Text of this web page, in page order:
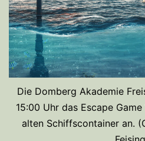
Die Domberg Akademie
15:00 Uhr das Escape
alten Schiffscontainer an.